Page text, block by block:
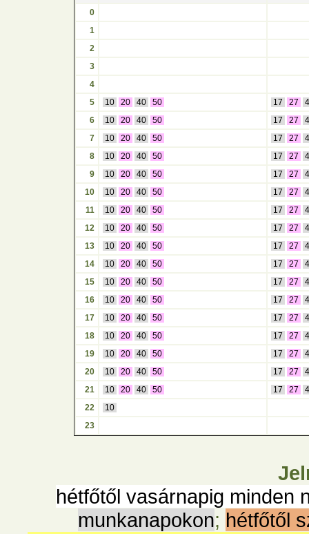
0
1
2
3
4
5
10 20 40 50 17 27
6
10 20 40 50 17 27
7
10 20 40 50 17 27
8
10 20 40 50 17 27
9
10 20 40 50 17 27
10
10 20 40 50 17 27
11
10 20 40 50 17 27
12
10 20 40 50 17 27
13
10 20 40 50 17 27
14
10 20 40 50 17 27
15
10 20 40 50 17 27
16
10 20 40 50 17 27
17
10 20 40 50 17 27
18
10 20 40 50 17 27
19
10 20 40 50 17 27
20
10 20 40 50 17 27
21
10 20 40 50 17 27
22
10
23
hétfőtől vasárnapig minden
munkanapokon; hétfőtől